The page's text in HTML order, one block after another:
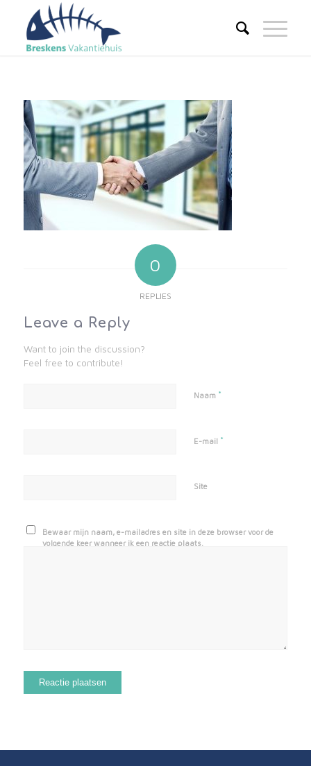
0
REPLIES
Leave a Reply
Want to join the discussion?
Feel free to contribute!
Naam *
E-mail *
Site
Bewaar mijn naam, e-mailadres en site in deze browser voor de
volgende keer wanneer ik een reactie plaats.